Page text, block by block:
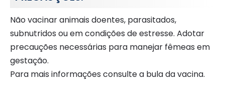
Não vacinar animais doentes, parasitados,
subnutridos ou em condições de estresse. Adotar
precauções necessárias para manejar fêmeas em
gestação.
Para mais informações consulte a bula da vacina.